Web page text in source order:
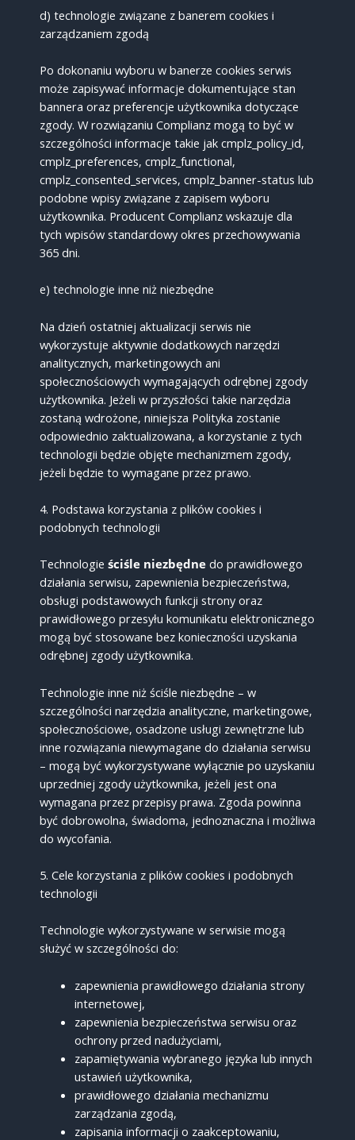
d) technologie związane z banerem cookies i
zarządzaniem zgodą
Po dokonaniu wyboru w banerze cookies serwis
może zapisywać informacje dokumentujące stan
bannera oraz preferencje użytkownika dotyczące
zgody. W rozwiązaniu Complianz mogą to być w
szczególności informacje takie jak cmplz_policy_id,
cmplz_preferences, cmplz_functional,
cmplz_consented_services, cmplz_banner-status lub
podobne wpisy związane z zapisem wyboru
użytkownika. Producent Complianz wskazuje dla
tych wpisów standardowy okres przechowywania
365 dni.
e) technologie inne niż niezbędne
Na dzień ostatniej aktualizacji serwis nie
wykorzystuje aktywnie dodatkowych narzędzi
analitycznych, marketingowych ani
społecznościowych wymagających odrębnej zgody
użytkownika. Jeżeli w przyszłości takie narzędzia
zostaną wdrożone, niniejsza Polityka zostanie
odpowiednio zaktualizowana, a korzystanie z tych
technologii będzie objęte mechanizmem zgody,
jeżeli będzie to wymagane przez prawo.
4. Podstawa korzystania z plików cookies i
podobnych technologii
Technologie ściśle niezbędne do prawidłowego
działania serwisu, zapewnienia bezpieczeństwa,
obsługi podstawowych funkcji strony oraz
prawidłowego przesyłu komunikatu elektronicznego
mogą być stosowane bez konieczności uzyskania
odrębnej zgody użytkownika.
Technologie inne niż ściśle niezbędne – w
szczególności narzędzia analityczne, marketingowe,
społecznościowe, osadzone usługi zewnętrzne lub
inne rozwiązania niewymagane do działania serwisu
– mogą być wykorzystywane wyłącznie po uzyskaniu
uprzedniej zgody użytkownika, jeżeli jest ona
wymagana przez przepisy prawa. Zgoda powinna
być dobrowolna, świadoma, jednoznaczna i możliwa
do wycofania.
5. Cele korzystania z plików cookies i podobnych
technologii
Technologie wykorzystywane w serwisie mogą
służyć w szczególności do:
zapewnienia prawidłowego działania strony
internetowej,
zapewnienia bezpieczeństwa serwisu oraz
ochrony przed nadużyciami,
zapamiętywania wybranego języka lub innych
ustawień użytkownika,
prawidłowego działania mechanizmu
zarządzania zgodą,
zapisania informacji o zaakceptowaniu,